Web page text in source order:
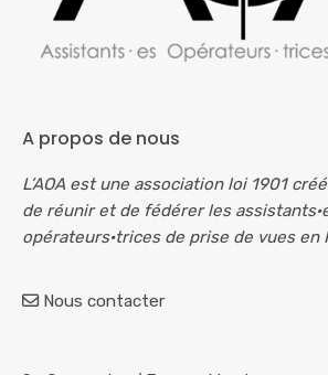
A propos de nous
L’AOA est une association loi 1901
de réunir et de fédérer les
opérateurs·trices de prise de vues en
Nous contacter